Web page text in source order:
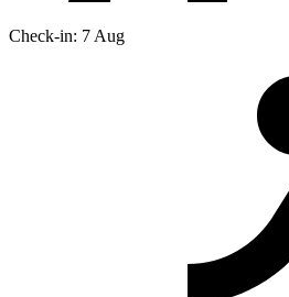
Check-in: 7 Aug